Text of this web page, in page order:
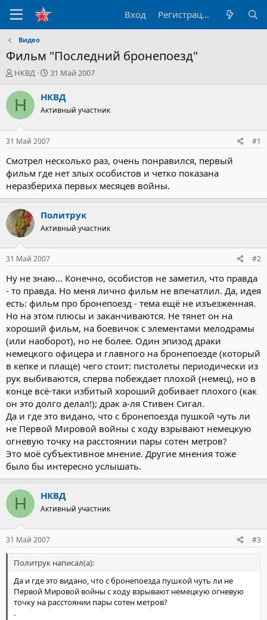
Вход Регистрация
Видео
Фильм "Последний бронепоезд"
А
т
о
р
е
м
ы
НКВД
Д
т
н
ч
л
31 Май 2007
Н НКВД
Активный участник
31 Май 2007 #1
Смотрел несколько раз, очень понравился, первый
фильм где нет злых особистов и четко показана
неразбериха первых месяцев войны.
Политрук
Активный участник
31 Май 2007 #2
Ну не знаю... Конечно, особистов не заметил, что правда
- то правда. Но меня лично фильм не впечатлил. Да, идея
есть: фильм про бронепоезд - тема ещё не изъезженная.
Но на этом плюсы и заканчиваются. Не тянет он на
хороший фильм, на боевичок с элементами мелодрамы
(или наоборот), но не более. Один эпизод драки
немецкого офицера и главного на бронепоезде (который
в кепке и плаще) чего стоит: пистолеты периодически из
рук выбиваются, сперва побеждает плохой (немец), но в
конце всё-таки избитый хороший добивает плохого (как
он это долго делал!); драк а-ля Стивен Сигал.
Да и где это видано, что с бронепоезда пушкой чуть ли
не Первой Мировой войны с ходу взрывают немецкую
огневую точку на расстоянии пары сотен метров?
Это моё субъективное мнение. Другие мнения тоже
было бы интересно услышать.
Н НКВД
Активный участник
31 Май 2007 #3
Политрук написал(а):
Да и где это видано, что с бронепоезда пушкой чуть ли не
Первой Мировой войны с ходу взрывают немецкую огневую
точку на расстоянии пары сотен метров?
.